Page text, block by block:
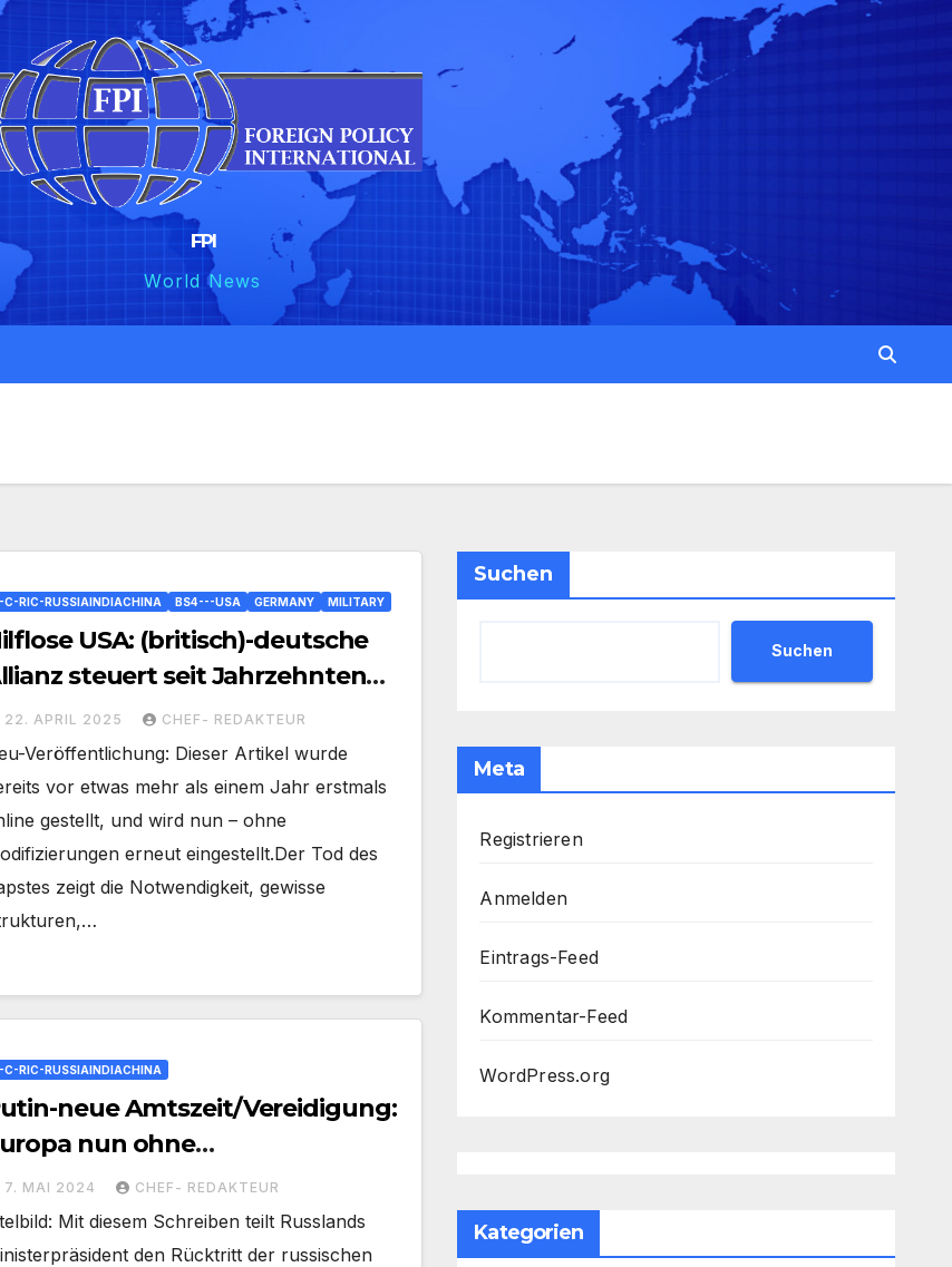
FPI
World News
C-RIC-RUSSIAINDIACHINA BS4---USA GERMANY MILITARY
USA: (britisch)-deutsche
steuert seit Jahrzehnten
tönernen US-Riesen
22. APRIL 2025 CHEF- REDAKTEUR
Veröffentlichung: Dieser Artikel wurde
vor etwas mehr als einem Jahr erstmals
gestellt, und wird nun – ohne
erneut eingestellt.Der Tod des
zeigt die Notwendigkeit, gewisse
C-RIC-RUSSIAINDIACHINA
neue Amtszeit/Vereidigung:
nun ohne
in Moskau (auch
nicht legitim)
7. MAI 2024 CHEF- REDAKTEUR
Mit diesem Schreiben teilt Russlands
den Rücktritt der russischen
Suchen
Suchen
Meta
Registrieren
Anmelden
Eintrags-Feed
Kommentar-Feed
WordPress.org
Kategorien